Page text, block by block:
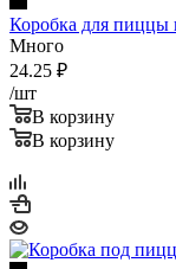
Коробка для пиццы
Много
24.25 ₽
/шт
В корзину
В корзину